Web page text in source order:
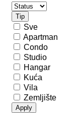
Tip
Sve
Apartman
Condo
Studio
Hangar
Kuća
Vila
Zemljište
Apply